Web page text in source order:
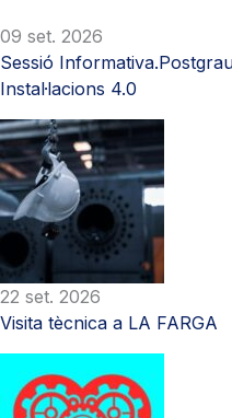
09 set. 2026
Sessió
Instal·lacions 4.0
22 set. 2026
Visita tècnica a LA FARGA